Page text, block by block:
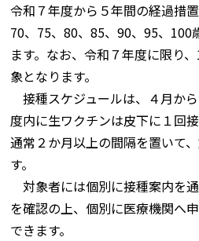
令和７年度から５年間の経過措
70、75、80、85、90、95、100
ます。なお、令和７年度に限り
象となります。
接種スケジュールは、４月か
度内に生ワクチンは皮下に１回
通常２か月以上の間隔を置いて
す。
対象者には個別に接種案内を
を確認の上、個別に医療機関へ
できます。